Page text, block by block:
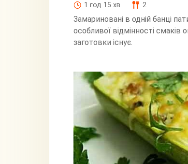
1 год 15 хв 2
Замариновані в одній банці
особливої відмінності
заготовки існує.